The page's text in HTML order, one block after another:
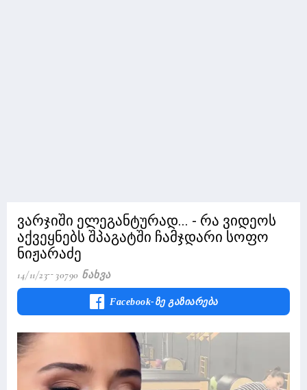
ვარჯიში ელეგანტურად... - რა ვიდეოს
აქვეყნებს შპაგატში ჩამჯდარი სოფო
ნიჟარაძე
14/11/23 30790 Ნახვა
Facebook-Ზე Გაზიარება